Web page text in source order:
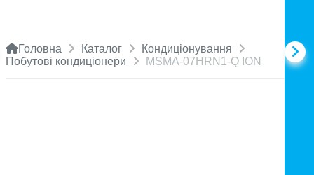
Головна Каталог
Кондиціонування
Побутові кондиціонери
MSMA-07HRN1-Q ION